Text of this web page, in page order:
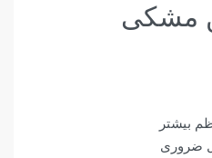
مشکی
بیشتر
ضروری